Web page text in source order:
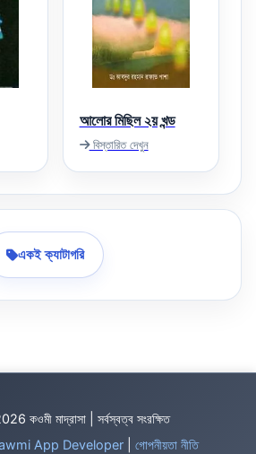
আলোর মিছিল ২য় খন্ড
বিস্তারিত দেখুন
একই ক্যাটাগরি
কওমী মাদ্রাসা | সর্বস্বত্ব সংরক্ষিত
App Developer গোপনীয়তা নীতি